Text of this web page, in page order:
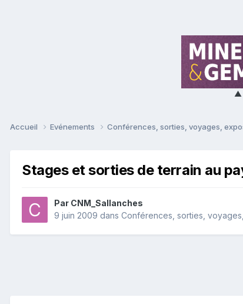
▲
Accueil Evénements Conférences, sorties, voyages,
Stages et sorties de terrain au
Par CNM_Sallanches
9 juin 2009 dans Conférences, sorties,